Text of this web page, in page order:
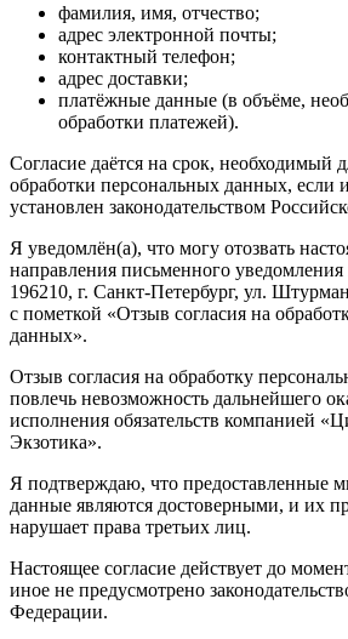
фамилия, имя, отчество;
адрес электронной почты;
контактный телефон;
адрес доставки;
платёжные данные (в объёме,
обработки платежей).
Согласие даётся на срок, необходимый
обработки персональных данных, если
установлен законодательством
Я уведомлён(а), что могу отозвать
направления письменного уведомления
196210, г. Санкт-Петербург, ул.
с пометкой «Отзыв согласия на
данных».
Отзыв согласия на обработку
повлечь невозможность дальнейшего
исполнения обязательств компанией
Экзотика».
Я подтверждаю, что предоставленные
данные являются достоверными, и их
нарушает права третьих лиц.
Настоящее согласие действует до
иное не предусмотрено
Федерации.